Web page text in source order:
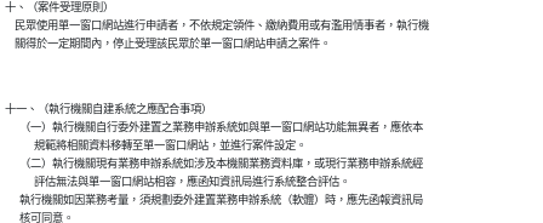
十、（案件受理原則）
    民眾使用單一窗口網站進行申請者，不依規定領件、繳納費用或有濫用情事者，執行機
十一、（執行機關自建系統之應配合事項）
      （一）執行機關自行委外建置之業務申辦系統如與單一窗口網站功能無異者，應依本
            規範將相關資料移轉至單一窗口網站，並進行案件設定。
      （二）執行機關現有業務申辦系統如涉及本機關業務資料庫，或現行業務申辦系統經
            評估無法與單一窗口網站相容，應函知資訊局進行系統整合評估。
      執行機關如因業務考量，須規劃委外建置業務申辦系統（軟體）時，應先函報資訊局